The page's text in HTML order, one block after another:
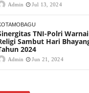
Admin Jul 13, 2024
TNI-Polri
Sambut Hari
2024
Admin Jun 21, 2024